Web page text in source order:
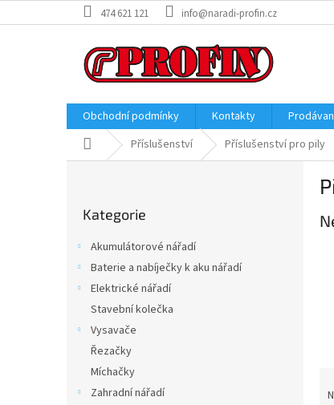
na
474 621 121 info@naradi-profin.cz
Obchodní podmínky Kontakty
Domů Příslušenství Příslušenství pro pily
kategorie
Kategorie
Akumulátorové nářadí
Baterie a nabíječky k aku nářadí
Elektrické nářadí
Stavební kolečka
Vysavače
Řezačky
Míchačky
Zahradní nářadí